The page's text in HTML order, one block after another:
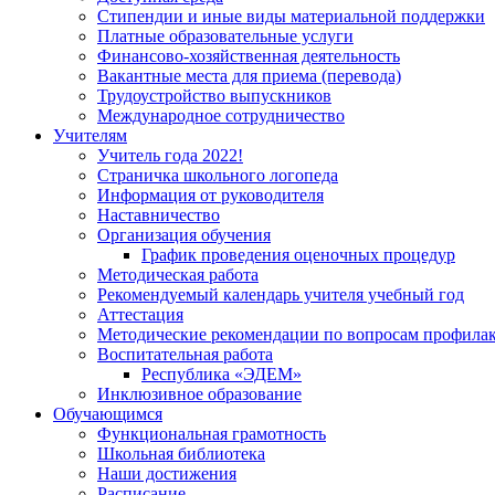
Стипендии и иные виды материальной поддержки
Платные образовательные услуги
Финансово-хозяйственная деятельность
Вакантные места для приема (перевода)
Трудоустройство выпускников
Международное сотрудничество
Учителям
Учитель года 2022!
Страничка школьного логопеда
Информация от руководителя
Наставничество
Организация обучения
График проведения оценочных процедур
Методическая работа
Рекомендуемый календарь учителя учебный год
Аттестация
Методические рекомендации по вопросам
Воспитательная работа
Республика «ЭДЕМ»
Инклюзивное образование
Обучающимся
Функциональная грамотность
Школьная библиотека
Наши достижения